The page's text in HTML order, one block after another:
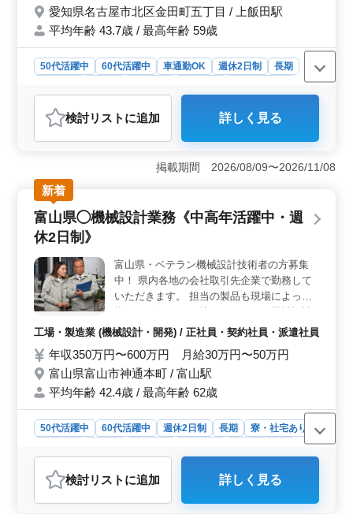
愛知県名古屋市北区金田町五丁目 / 上飯田駅
平均年齢 43.7歳 / 最高年齢 59歳
50代活躍中 60代活躍中 車通勤OK 週休2日制
長期
おすすめポイント
＜勤務条件＞ 週休2日制を採用。給与は年収350万円〜
600万円、月給30万円〜50万円。社会保険完備など、福
設計から生産設計まで、幅広い機械設計業務を担当。経
験者限定の募集です。中高年も活躍中の職場で、スキル
を活かし活躍できます。 ＜勤務地＞ 名古屋市北区
のこの勤務地は、車通勤OKで、アクセス良好。 通勤ス
トレスも少なくすみます
検討リスト に追加 詳しく見る
掲載期間 2026/08/09〜2026/11/08
新着
富山県◯機械設計業務《中高年活躍中・週
休2日制》
富山県・ベテラン機械設計技術者の方募集
中！ 県内各地の会社取引先企業で勤務して
いただきます。 担当の製品も現場によって
の経験・技術を活かしてください！ 〜お仕
図面作成 等 ※使用CAD：AutoCAD、
SolidWorks、iCADなど現場による 〜特徴〜
・週休2日制 ・宿舎あり ・交通費実費支給
せんか？ お気軽にご応募ください♪
工場・製造業 (機械設計・開発) / 正社員・契約社員・派遣社員
年収350万円〜600万円 月給30万円〜50万円
富山県富山市神通本町 / 富山駅
平均年齢 42.4歳 / 最高年齢 62歳
50代活躍中 60代活躍中 週休2日制 長期
寮・社宅あり
おすすめポイント
＜経験を活かせる環境＞ この求人は、機械設計の経験
が5年以上ある方を対象としています。富山県内の様々な
検討リスト に追加 詳しく見る